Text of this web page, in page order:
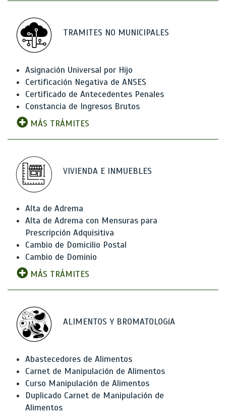
TRAMITES NO MUNICIPALES
Asignación Universal por Hijo
Certificación Negativa de ANSES
Certificado de Antecedentes Penales
Constancia de Ingresos Brutos
MÁS TRÁMITES
VIVIENDA E INMUEBLES
Alta de Adrema
Alta de Adrema con Mensuras para
Prescripción Adquisitiva
Cambio de Domicilio Postal
Cambio de Dominio
MÁS TRÁMITES
ALIMENTOS Y BROMATOLOGíA
Abastecedores de Alimentos
Carnet de Manipulación de Alimentos
Curso Manipulación de Alimentos
Duplicado Carnet de Manipulación de
Alimentos